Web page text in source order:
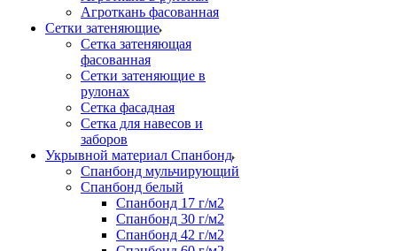
Агроткань фасованная
Сетки затеняющие
Сетка затеняющая
фасованная
Сетки затеняющие в
рулонах
Сетка фасадная
Сетка для навесов и
заборов
Укрывной материал Спанбонд
Спанбонд мульчирующий
Спанбонд белый
Спанбонд 17 г/м2
Спанбонд 30 г/м2
Спанбонд 42 г/м2